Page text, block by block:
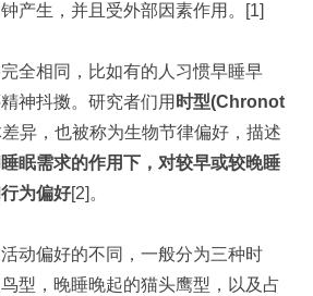
产生，并且受外部因素作用。[1]
全相同，比如有的人习惯早睡早
神抖擞。研究者们用 时型(Chronot
异，也被称为生物节律偏好，描述
眠需求的作用下，对较早或较晚睡
为偏好[2]。
动偏好的不同，一般分为三种时
型，晚睡晚起的猫头鹰型，以及占